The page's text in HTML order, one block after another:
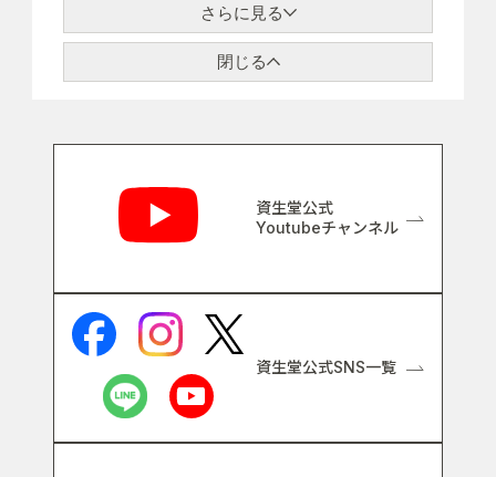
さらに見る
閉じる
資生堂公式
Youtubeチャンネル
資生堂公式SNS一覧